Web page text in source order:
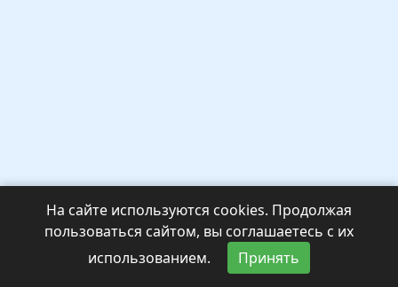
На сайте используются cookies. Продолжая
пользоваться сайтом, вы соглашаетесь с их
использованием.
Принять